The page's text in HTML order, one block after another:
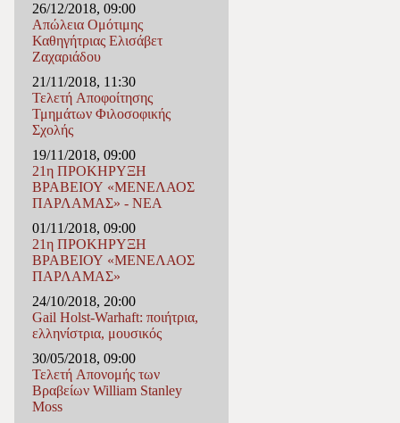
26/12/2018, 09:00
Απώλεια Ομότιμης
Καθηγήτριας Ελισάβετ
Ζαχαριάδου
21/11/2018, 11:30
Τελετή Αποφοίτησης
Τμημάτων Φιλοσοφικής
Σχολής
19/11/2018, 09:00
21η ΠΡΟΚΗΡΥΞΗ
ΒΡΑΒΕΙΟΥ «ΜΕΝΕΛΑΟΣ
ΠΑΡΛΑΜΑΣ» - ΝΕΑ
01/11/2018, 09:00
21η ΠΡΟΚΗΡΥΞΗ
ΒΡΑΒΕΙΟΥ «ΜΕΝΕΛΑΟΣ
ΠΑΡΛΑΜΑΣ»
24/10/2018, 20:00
Gail Holst-Warhaft: ποιήτρια,
ελληνίστρια, μουσικός
30/05/2018, 09:00
Τελετή Απονομής των
Βραβείων William Stanley
Moss